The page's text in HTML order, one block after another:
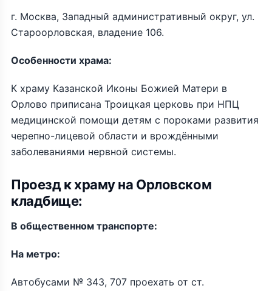
г. Москва, Западный административный округ, ул.
Староорловская, владение 106.
Особенности храма:
К храму Казанской Иконы Божией Матери в
Орлово приписана Троицкая церковь при НПЦ
медицинской помощи детям с пороками развития
черепно-лицевой области и врождёнными
заболеваниями нервной системы.
Проезд к храму на Орловском
кладбище:
В общественном транспорте:
На метро:
Автобусами № 343, 707 проехать от ст.